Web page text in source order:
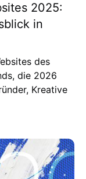
2025:
in
des
die 2026
Kreative